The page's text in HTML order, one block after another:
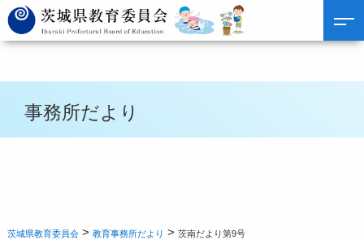
事務所だより
茨城県教育委員会 >教育事務所だより >茨南だより第9号